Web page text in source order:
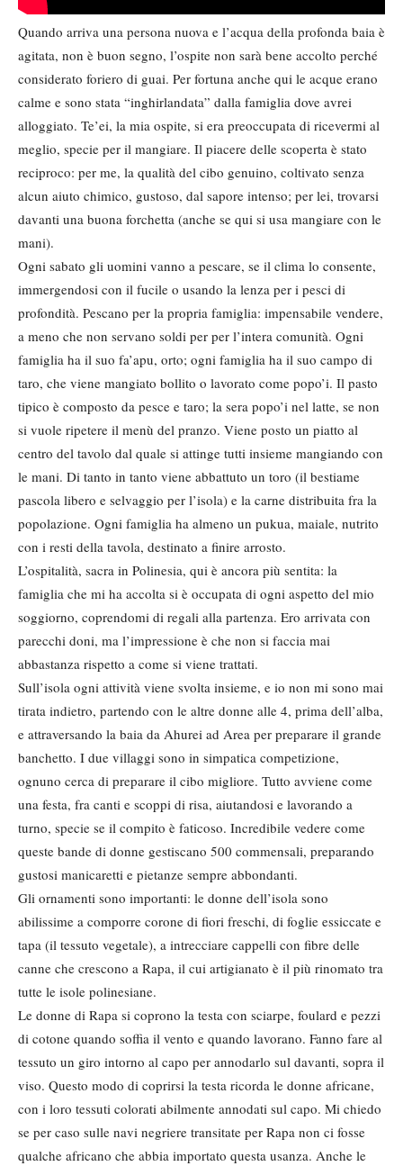
Quando arriva una persona nuova e l’acqua della profonda baia è
agitata, non è buon segno, l’ospite non sarà bene accolto perché
considerato foriero di guai. Per fortuna anche qui le acque erano
calme e sono stata “inghirlandata” dalla famiglia dove avrei
alloggiato. Te’ei, la mia ospite, si era preoccupata di ricevermi al
meglio, specie per il mangiare. Il piacere delle scoperta è stato
reciproco: per me, la qualità del cibo genuino, coltivato senza
alcun aiuto chimico, gustoso, dal sapore intenso; per lei, trovarsi
davanti una buona forchetta (anche se qui si usa mangiare con le
mani).
Ogni sabato gli uomini vanno a pescare, se il clima lo consente,
immergendosi con il fucile o usando la lenza per i pesci di
profondità. Pescano per la propria famiglia: impensabile vendere,
a meno che non servano soldi per per l’intera comunità. Ogni
famiglia ha il suo fa’apu, orto; ogni famiglia ha il suo campo di
taro, che viene mangiato bollito o lavorato come popo’i. Il pasto
tipico è composto da pesce e taro; la sera popo’i nel latte, se non
si vuole ripetere il menù del pranzo. Viene posto un piatto al
centro del tavolo dal quale si attinge tutti insieme mangiando con
le mani. Di tanto in tanto viene abbattuto un toro (il bestiame
pascola libero e selvaggio per l’isola) e la carne distribuita fra la
popolazione. Ogni famiglia ha almeno un pukua, maiale, nutrito
con i resti della tavola, destinato a finire arrosto.
L’ospitalità, sacra in Polinesia, qui è ancora più sentita: la
famiglia che mi ha accolta si è occupata di ogni aspetto del mio
soggiorno, coprendomi di regali alla partenza. Ero arrivata con
parecchi doni, ma l’impressione è che non si faccia mai
abbastanza rispetto a come si viene trattati.
Sull’isola ogni attività viene svolta insieme, e io non mi sono mai
tirata indietro, partendo con le altre donne alle 4, prima dell’alba,
e attraversando la baia da Ahurei ad Area per preparare il grande
banchetto. I due villaggi sono in simpatica competizione,
ognuno cerca di preparare il cibo migliore. Tutto avviene come
una festa, fra canti e scoppi di risa, aiutandosi e lavorando a
turno, specie se il compito è faticoso. Incredibile vedere come
queste bande di donne gestiscano 500 commensali, preparando
gustosi manicaretti e pietanze sempre abbondanti.
Gli ornamenti sono importanti: le donne dell’isola sono
abilissime a comporre corone di fiori freschi, di foglie essiccate e
tapa (il tessuto vegetale), a intrecciare cappelli con fibre delle
canne che crescono a Rapa, il cui artigianato è il più rinomato tra
tutte le isole polinesiane.
Le donne di Rapa si coprono la testa con sciarpe, foulard e pezzi
di cotone quando soffia il vento e quando lavorano. Fanno fare al
tessuto un giro intorno al capo per annodarlo sul davanti, sopra il
viso. Questo modo di coprirsi la testa ricorda le donne africane,
con i loro tessuti colorati abilmente annodati sul capo. Mi chiedo
se per caso sulle navi negriere transitate per Rapa non ci fosse
qualche africano che abbia importato questa usanza. Anche le